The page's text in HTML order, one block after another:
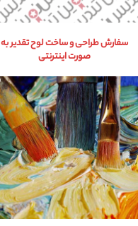
سفارش طراحی و ساخت لوح تقدیر به
صورت اینترنتی